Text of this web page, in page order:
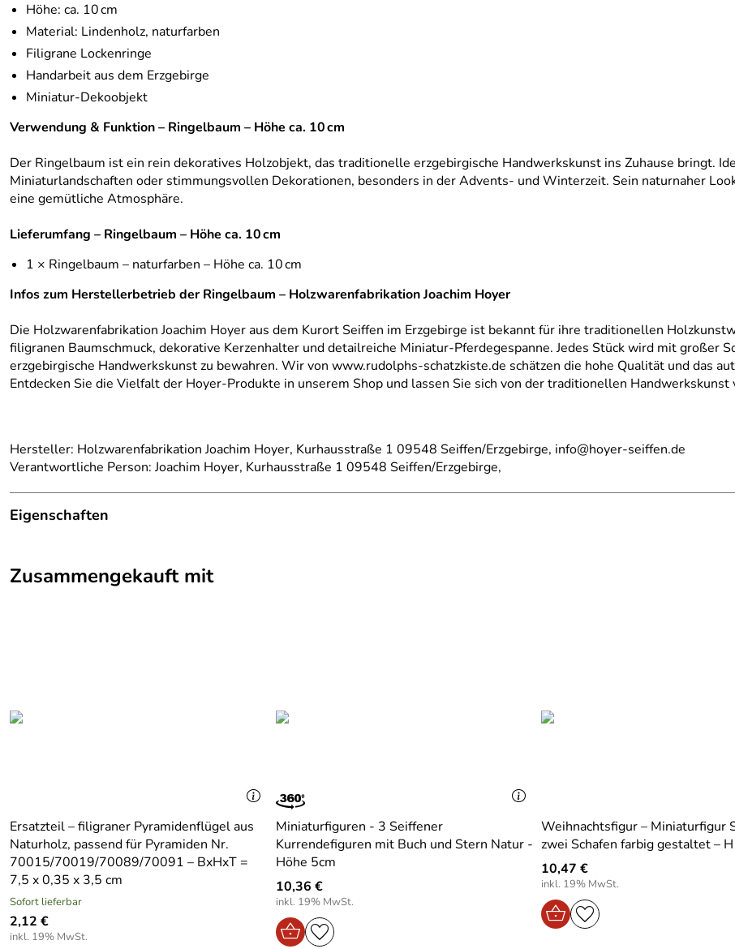
Höhe: ca. 10 cm
Material: Lindenholz, naturfarben
Filigrane Lockenringe
Handarbeit aus dem Erzgebirge
Miniatur‑Dekoobjekt
Verwendung & Funktion – Ringelbaum – Höhe ca. 10 cm
Der Ringelbaum ist ein rein dekoratives Holzobjekt, das traditionelle erzgebirgische Handwerkskunst ins Zuhause bringt.
Miniaturlandschaften oder stimmungsvollen Dekorationen, besonders in der Advents‑ und Winterzeit. Sein naturnaher
eine gemütliche Atmosphäre.
Lieferumfang – Ringelbaum – Höhe ca. 10 cm
1 × Ringelbaum – naturfarben – Höhe ca. 10 cm
Infos zum Herstellerbetrieb der Ringelbaum – Holzwarenfabrikation Joachim Hoyer
Die Holzwarenfabrikation Joachim Hoyer aus dem Kurort Seiffen im Erzgebirge ist bekannt für ihre traditionellen
filigranen Baumschmuck, dekorative Kerzenhalter und detailreiche Miniatur-Pferdegespanne. Jedes Stück wird mit großer
erzgebirgische Handwerkskunst zu bewahren. Wir von www.rudolphs-schatzkiste.de schätzen die hohe Qualität und das
Entdecken Sie die Vielfalt der Hoyer-Produkte in unserem Shop und lassen Sie sich von der traditionellen Handwerkskunst
Hersteller: Holzwarenfabrikation Joachim Hoyer, Kurhausstraße 1 09548 Seiffen/Erzgebirge, info@hoyer-seiffen.de
Verantwortliche Person: Joachim Hoyer, Kurhausstraße 1 09548 Seiffen/Erzgebirge,
Eigenschaften
Herstellungsort:
Kurort Seiffen
Material:
Motiv:
Ringelbaum
Design:
Traditionell
Bereich:
Zusammengekauft mit
Ersatzteil – filigraner Pyramidenflügel aus
Naturholz, passend für Pyramiden Nr.
70015/70019/70089/70091 – BxHxT =
7,5 x 0,35 x 3,5 cm
Sofort lieferbar
2,12 €
inkl. 19% MwSt.
Miniaturfiguren - 3 Seiffener
Kurrendefiguren mit Buch und Stern Natur -
Höhe 5cm
10,36 €
inkl. 19% MwSt.
Weihnachtsfigur – Miniaturfigur
zwei Schafen farbig gestaltet –
10,47 €
inkl. 19% MwSt.